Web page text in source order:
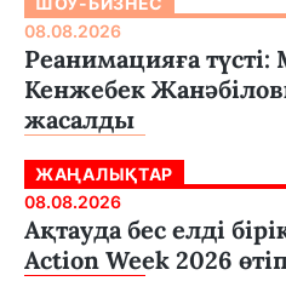
08.08.2026
Реанимацияға түсті:
Кенжебек
жасалды
ЖАҢАЛЫҚТАР
08.08.2026
Ақтауда бес елді
Action Week 2026